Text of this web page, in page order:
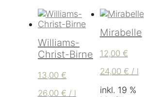
Williams-
Christ-Birne
13,00 €
26,00 € / l
Mirabelle
12,00 €
24,00 € / l
inkl. 19 %